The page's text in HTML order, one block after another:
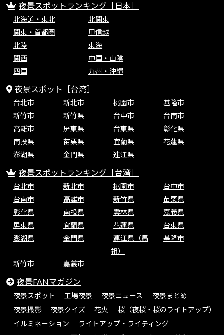
夜景スポットランキング［日本］
北海道・東北
北関東
関東・首都圏
甲信越
北陸
東海
関西
中国・山陰
四国
九州・沖縄
夜景スポット［台湾］
台北市 新北市 桃園市
基隆市
新竹市
新竹県 台中市
台南市
高雄市
屏東県 台東県
彰化県
南投県
苗栗県 宜蘭県
花蓮県
澎湖県
金門県 連江県
夜景スポットランキング［台湾］
台北市 新北市 桃園市
台中市
台南市
高雄市 新竹県
苗栗県
彰化県
南投県 雲林県
嘉義県
屏東県
宜蘭県 花蓮県
台東県
澎湖県
金門県
連江県（馬
祖）
基隆市
新竹市 嘉義市
夜景FANマガジン
夜景スポット 工場夜景 夜景ニュース
夜景まとめ
夜景撮影
夜景クイズ 花火
桜（夜桜・桜のライトアップ）
イルミネーション
ライトアップ・ライティング